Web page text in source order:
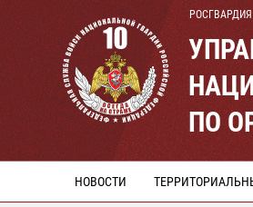
РОСГВАРДИЯ
ПО
НОВОСТИ